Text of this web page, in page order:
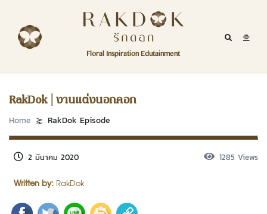
RakDok (รักดอก)
Floral Inspiration Edutainment
Mobile
RakDok
Menu
MAGAZINE
EDUTAINMENT
RAKDOK
ABOUT
RakDok | งานแต่งนอกคอก
Home RakDok Episode
Written by: RakDok
2 มีนาคม 2020 1285 Views